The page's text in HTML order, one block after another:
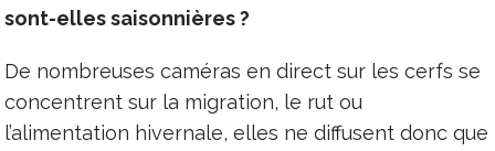
sont-elles saisonnières ?
De nombreuses caméras en direct sur les cerfs se
concentrent sur la migration, le rut ou
l’alimentation hivernale, elles ne diffusent donc que